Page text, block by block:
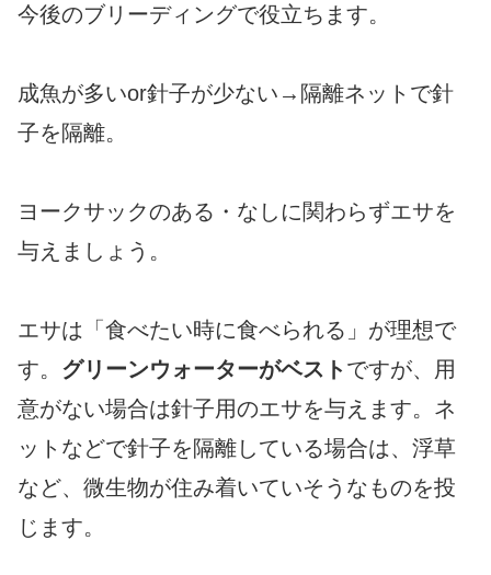
今後のブリーディングで役立ちます。
成魚が多いor針子が少ない→隔離ネットで針
子を隔離。
ヨークサックのある・なしに関わらずエサを
与えましょう。
エサは「食べたい時に食べられる」が理想で
す。 グリーンウォーターがベスト ですが、用
意がない場合は針子用のエサを与えます。ネ
ットなどで針子を隔離している場合は、浮草
など、微生物が住み着いていそうなものを投
じます。